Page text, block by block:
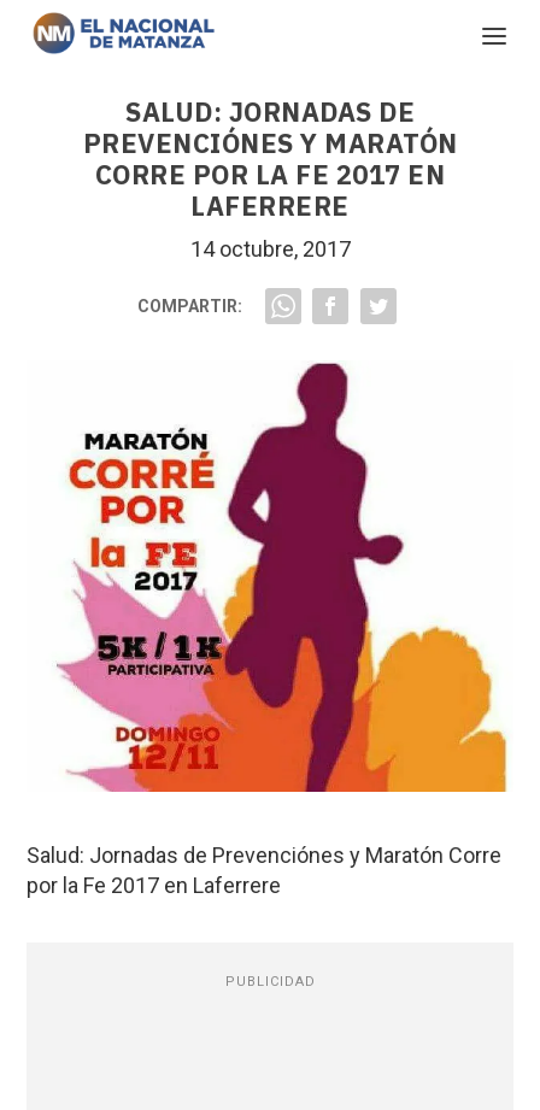
SALUD: JORNADAS DE
PREVENCIÓNES Y MARATÓN
CORRE POR LA FE 2017 EN
LAFERRERE
14 octubre, 2017
COMPARTIR:
Salud: Jornadas de Prevenciónes y Maratón Corre
por la Fe 2017 en Laferrere
PUBLICIDAD